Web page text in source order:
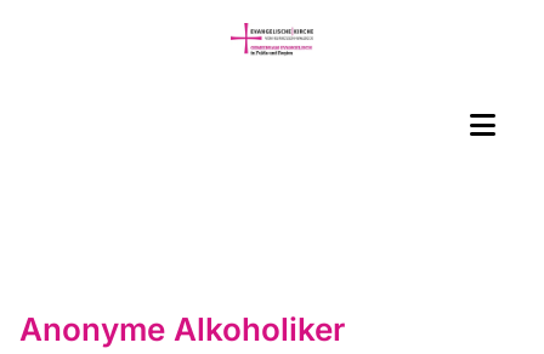
Anonyme Alkoholiker